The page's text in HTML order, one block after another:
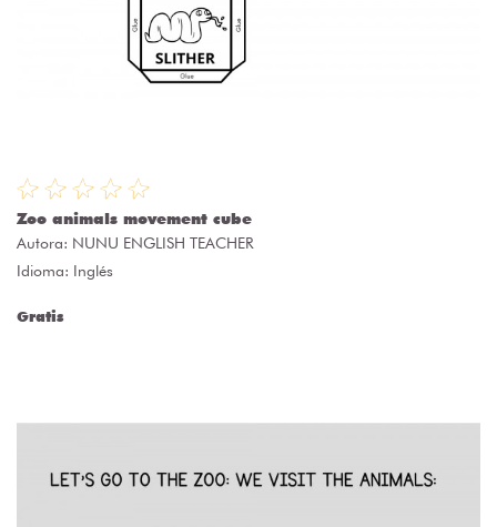
Zoo animals movement cube
Autora: NUNU ENGLISH TEACHER
Idioma: Inglés
Gratis